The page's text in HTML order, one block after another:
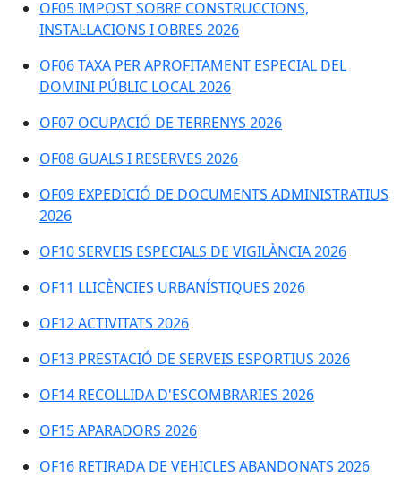
OF05 IMPOST SOBRE CONSTRUCCIONS,
INSTAL·LACIONS I OBRES 2026
OF06 TAXA PER APROFITAMENT ESPECIAL DEL
DOMINI PÚBLIC LOCAL 2026
OF07 OCUPACIÓ DE TERRENYS 2026
OF08 GUALS I RESERVES 2026
OF09 EXPEDICIÓ DE DOCUMENTS ADMINISTRATIUS
2026
OF10 SERVEIS ESPECIALS DE VIGILÀNCIA 2026
OF11 LLICÈNCIES URBANÍSTIQUES 2026
OF12 ACTIVITATS 2026
OF13 PRESTACIÓ DE SERVEIS ESPORTIUS 2026
OF14 RECOLLIDA D'ESCOMBRARIES 2026
OF15 APARADORS 2026
OF16 RETIRADA DE VEHICLES ABANDONATS 2026